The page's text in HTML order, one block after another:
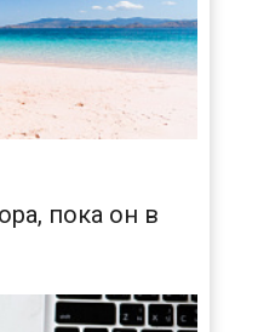
пока он в